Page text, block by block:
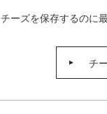
チーズを保存するのに
チ